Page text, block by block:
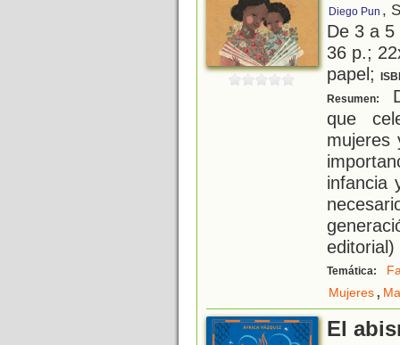
Diego Pun ,
De 3 a
36 p.;
papel;
Resumen:
que
mujeres
infancia
editorial)
Temática:
Mujeres,
El